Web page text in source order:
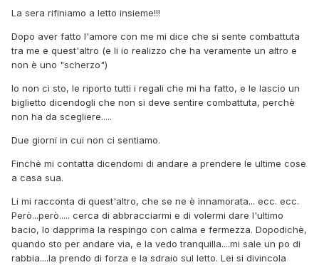
La sera rifiniamo a letto insieme!!!
Dopo aver fatto l'amore con me mi dice che si sente combattuta
tra me e quest'altro (e li io realizzo che ha veramente un altro e
non è uno "scherzo")
Io non ci sto, le riporto tutti i regali che mi ha fatto, e le lascio un
biglietto dicendogli che non si deve sentire combattuta, perchè
non ha da scegliere.....
Due giorni in cui non ci sentiamo.
Finchè mi contatta dicendomi di andare a prendere le ultime cose
a casa sua.
Li mi racconta di quest'altro, che se ne è innamorata... ecc. ecc.
Però...però..... cerca di abbracciarmi e di volermi dare l'ultimo
bacio, Io dapprima la respingo con calma e fermezza. Dopodichè,
quando sto per andare via, e la vedo tranquilla....mi sale un po di
rabbia....la prendo di forza e la sdraio sul letto. Lei si divincola